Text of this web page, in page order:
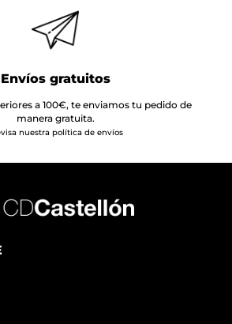
Envíos gratuitos
a 100€, te enviamos tu pedido de
manera gratuita.
nuestra política de envíos